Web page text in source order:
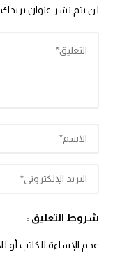
لن يتم نشر عنوان بريدك
شروط التعليق :
عدم الإساءة للكاتب أو